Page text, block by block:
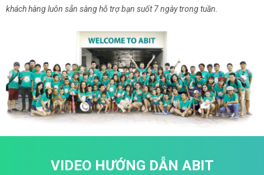
khách hàng luôn sẵn sàng hỗ trợ bạn suốt 7 ngày trong tuần.
VIDEO HƯỚNG DẪN ABIT